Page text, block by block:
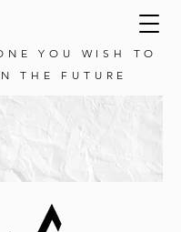
YOU WISH TO
THE FUTURE